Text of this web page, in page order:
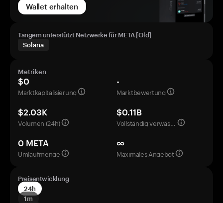
Wallet erhalten
Tangem unterstützt Netzwerke für META [Old]
Solana
Metriken
$0
Marktkapitalisierung
-
Marktbewertung
$2.03K
Volumen (24h)
$0.11B
Vollständig verwässerte Bewertung
0 META
Umlaufmenge
∞
Maximales Angebot
Preisentwicklung
24h
1m